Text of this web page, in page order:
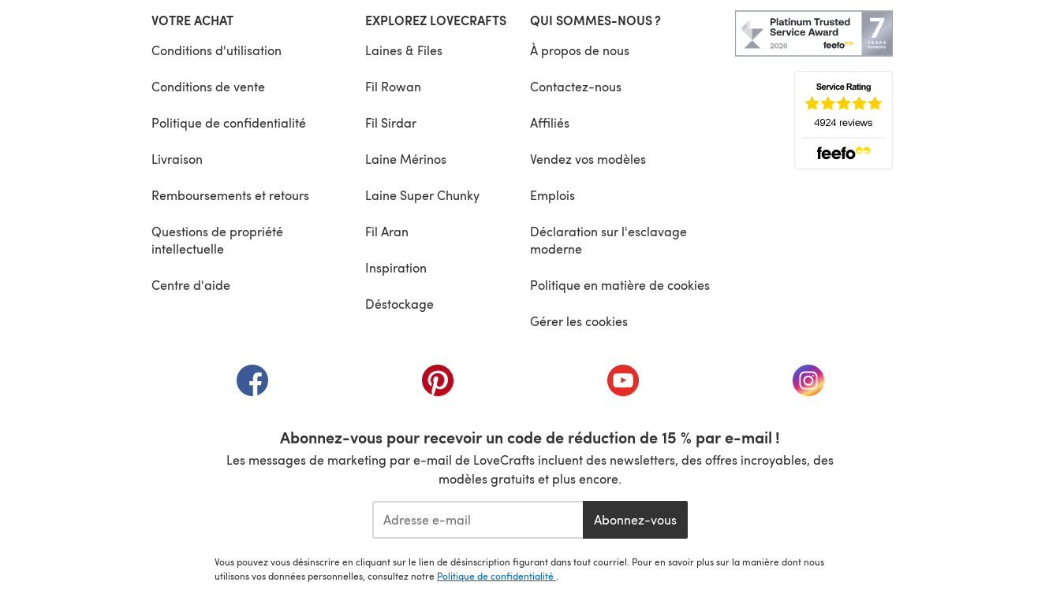
VOTRE ACHAT
Conditions d'utilisation
Conditions de vente
Politique de confidentialité
Livraison
Remboursements et retours
Questions de propriété
intellectuelle
Centre d'aide
EXPLOREZ LOVECRAFTS
Laines & Files
Fil Rowan
Fil Sirdar
Laine Mérinos
Laine Super Chunky
Fil Aran
Inspiration
Déstockage
QUI SOMMES-NOUS ?
À propos de nous
Contactez-nous
Affiliés
Vendez vos modèles
Emplois
Déclaration sur l'esclavage
moderne
Politique en matière de cookies
Gérer les cookies
(s'ouvre dans un nouvel onglet) (s'ouvre dans un nouvel onglet) (s'ouvre dans un nouvel onglet) (s'ouvre dans un nouvel onglet)
Abonnez-vous pour recevoir un code de réduction de 15 % par e-mail !
Les messages de marketing par e-mail de LoveCrafts incluent des newsletters, des offres incroyables, des
modèles gratuits et plus encore.
Abonnez-vous
Vous pouvez vous désinscrire en cliquant sur le lien de désinscription figurant dans tout courriel. Pour en savoir plus sur la manière dont nous
utilisons vos données personnelles, consultez notre Politique de confidentialité